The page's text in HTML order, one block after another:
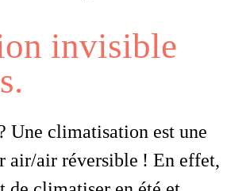
invisible
Une climatisation est une
air/air réversible ! En effet,